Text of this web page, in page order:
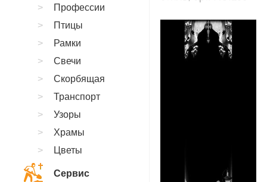
Профессии
Птицы
Рамки
Свечи
Скорбящая
Транспорт
Узоры
Храмы
Цветы
Сервис